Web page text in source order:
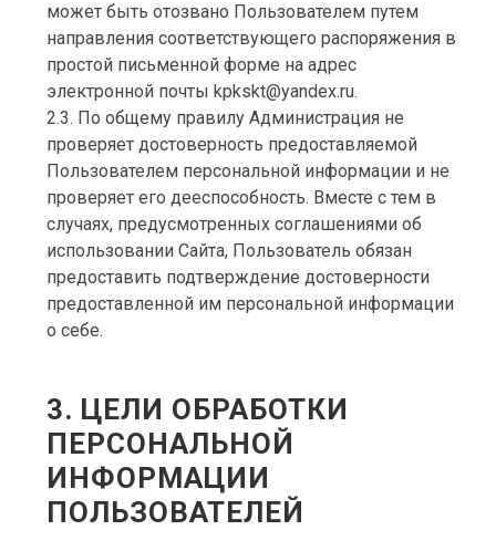
может быть отозвано Пользователем путем
направления соответствующего распоряжения в
простой письменной форме на адрес
электронной почты kpkskt@yandex.ru.
2.3. По общему правилу Администрация не
проверяет достоверность предоставляемой
Пользователем персональной информации и не
проверяет его дееспособность. Вместе с тем в
случаях, предусмотренных соглашениями об
использовании Сайта, Пользователь обязан
предоставить подтверждение достоверности
предоставленной им персональной информации
о себе.
3. ЦЕЛИ ОБРАБОТКИ
ПЕРСОНАЛЬНОЙ
ИНФОРМАЦИИ
ПОЛЬЗОВАТЕЛЕЙ